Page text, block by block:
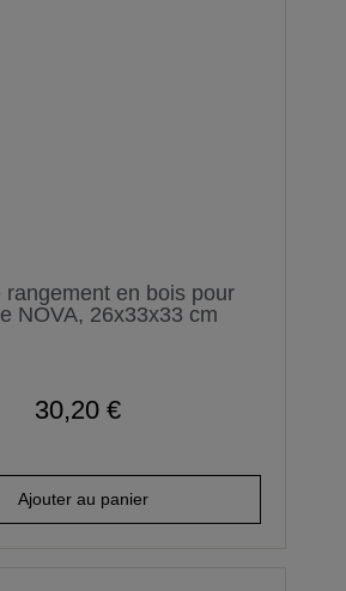
rangement en bois pour
NOVA, 26x33x33 cm
30,20 €
Ajouter au panier